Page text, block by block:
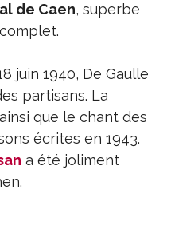
de Caen, superbe
juin 1940, De Gaulle
partisans. La
que le chant des
écrites en 1943.
a été joliment